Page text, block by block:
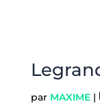
par MAXIME|